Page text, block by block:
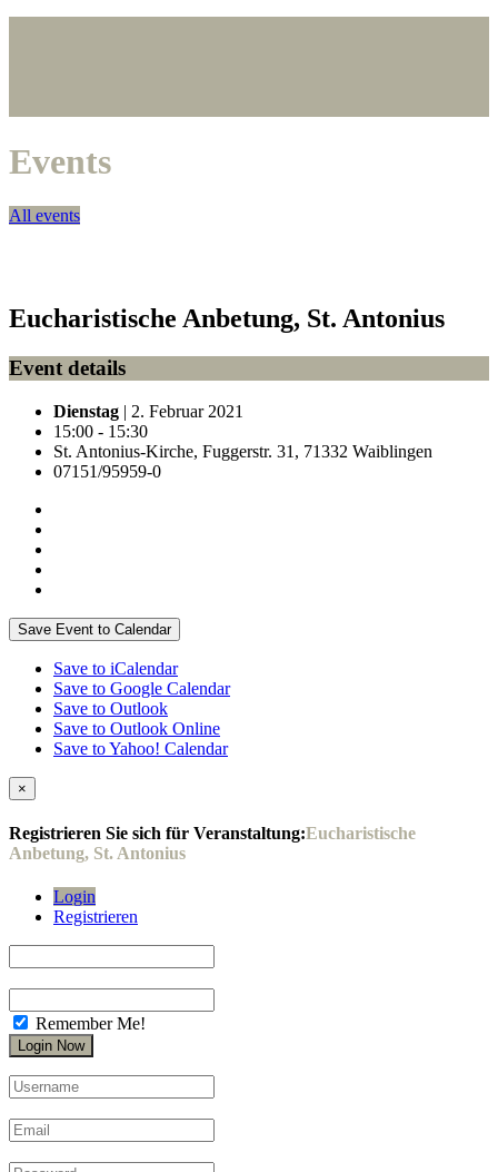
Events
All events
Eucharistische Anbetung, St. Antonius
Event details
Dienstag | 2. Februar 2021
15:00 - 15:30
St. Antonius-Kirche, Fuggerstr. 31, 71332 Waiblingen
07151/95959-0
Save Event to Calendar
Save to iCalendar
Save to Google Calendar
Save to Outlook
Save to Outlook Online
Save to Yahoo! Calendar
×
Registrieren Sie sich für Veranstaltung:Eucharistische
Anbetung, St. Antonius
Login
Registrieren
Remember Me!